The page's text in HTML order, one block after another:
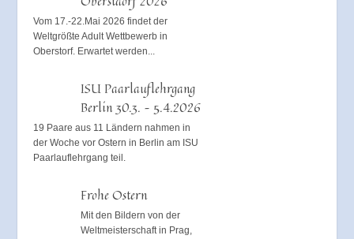
Vom 17.-22.Mai 2026 findet der
Weltgrößte Adult Wettbewerb in
Oberstorf. Erwartet werden...
ISU Paarlauflehrgang
Berlin 30.3. – 5.4.2026
19 Paare aus 11 Ländern nahmen in
der Woche vor Ostern in Berlin am ISU
Paarlauflehrgang teil.
Frohe Ostern
Mit den Bildern von der
Weltmeisterschaft in Prag,